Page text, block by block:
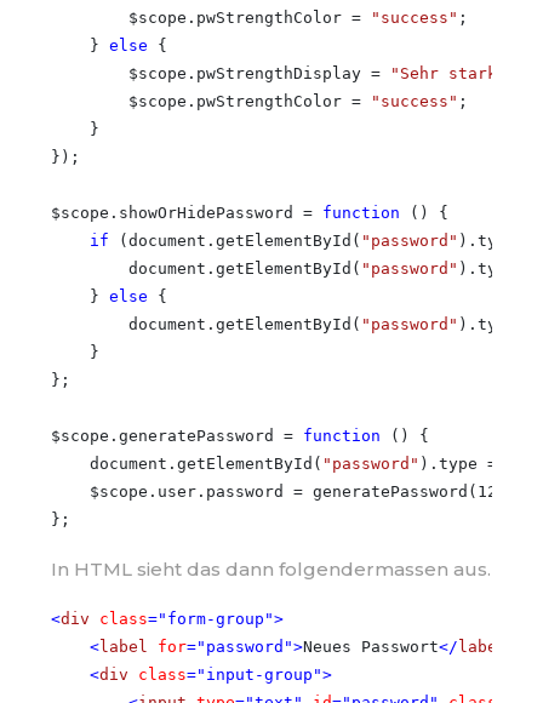
        $scope.pwStrengthColor =
"success" ;
    }
else {
        $scope.pwStrengthDisplay =
"Sehr stark"
        $scope.pwStrengthColor =
"success" ;
    }
});
$scope.showOrHidePassword = function () {
if (document.getElementById( "password" ).type
        document.getElementById(
"password" ).type
    }
else {
        document.getElementById(
"password" ).type
    }
};
$scope.generatePassword = function () {
    document.getElementById(
"password" ).type =
    $scope.user.password = generatePassword(12,
In HTML sieht das dann folgendermassen aus.
<div class="form-group">
<label for="password">Neues Passwort</ label
<div class="input-group">